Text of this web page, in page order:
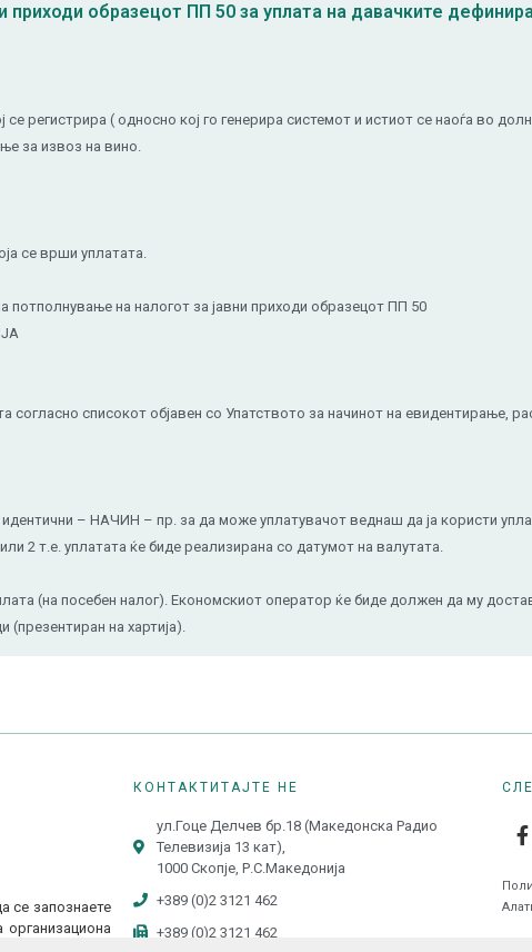
приходи образецот ПП 50 за уплата на давачките
регистрира ( односно кој го генерира системот и истиот се наоѓа во
за извоз на вино.
се врши уплатата.
потполнување на налогот за јавни приходи образецот ПП 50
списокот објавен со Упатството за начинот на евидентирање,
– НАЧИН – пр. за да може уплатувачот веднаш да ја користи
2 т.е. уплатата ќе биде реализирана со датумот на валутата.
(на посебен налог). Економскиот оператор ќе биде должен да му
(презентиран на хартија).
се запознаете
КОНТАКТИТАЈТЕ НЕ
ул.Гоце Делчев бр.18 (Македонска Радио
Телевизија 13 кат),
1000 Скопје, Р.С.Македонија
+389 (0)2 3121 462
+389 (0)2 3121 462